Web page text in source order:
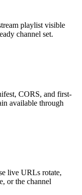
playlist visible
channel set.
CORS, and first-
available through
live URLs rotate,
or the channel